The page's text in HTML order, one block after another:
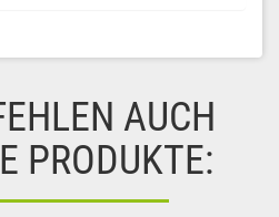
AUCH
PRODUKTE: